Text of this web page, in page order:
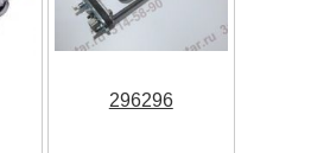
296296